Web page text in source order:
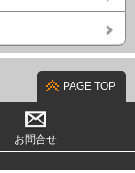
PAGE TOP
お問合せ